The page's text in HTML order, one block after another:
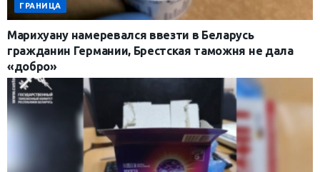
ГРАНИЦА
Марихуану намеревался ввезти в Беларусь
гражданин Германии, Брестская таможня не дала
«добро»